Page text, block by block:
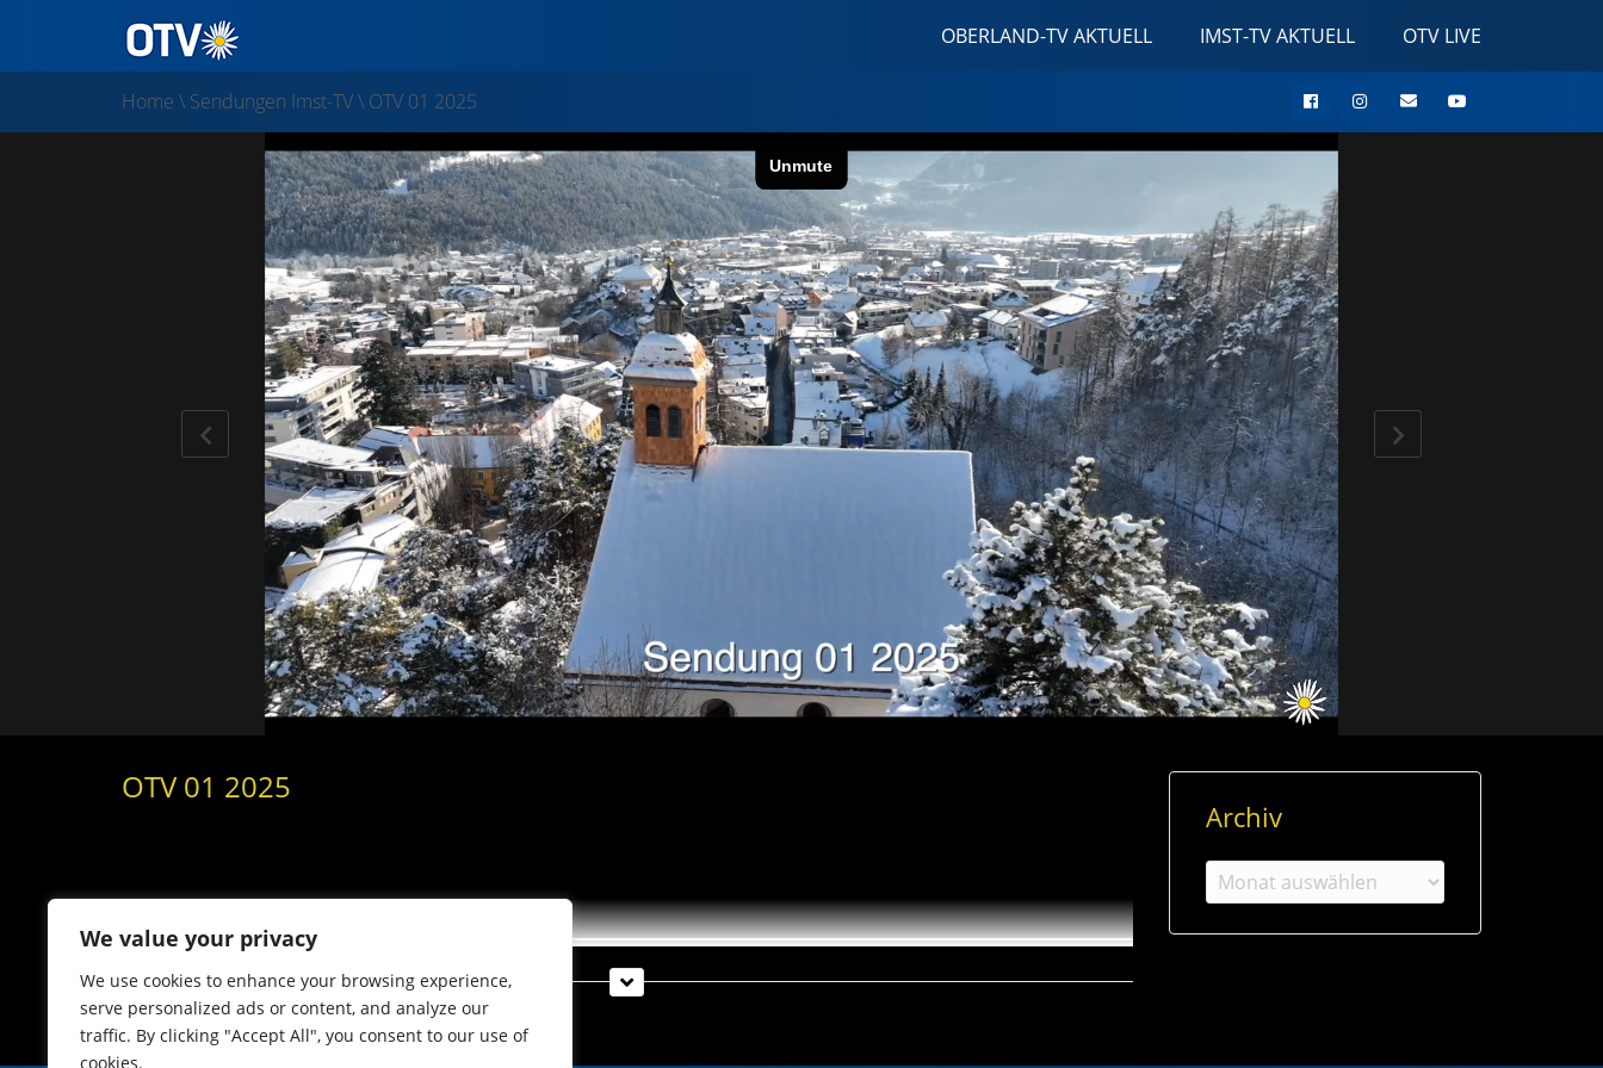
We value your privacy
We use cookies to enhance your browsing experience,
serve personalized ads or content, and analyze our
traffic. By clicking "Accept All", you consent to our use of
cookies.
OBERLAND-TV AKTUELL IMST-TV AKTUELL OTV LIVE
Home \ Sendungen Imst-TV\ OTV 01 2025
OTV 01 2025
Archiv
Archiv